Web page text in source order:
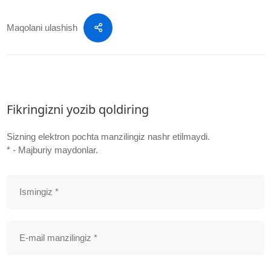
Maqolani ulashish
Fikringizni yozib qoldiring
Sizning elektron pochta manzilingiz nashr etilmaydi.
* - Majburiy maydonlar.